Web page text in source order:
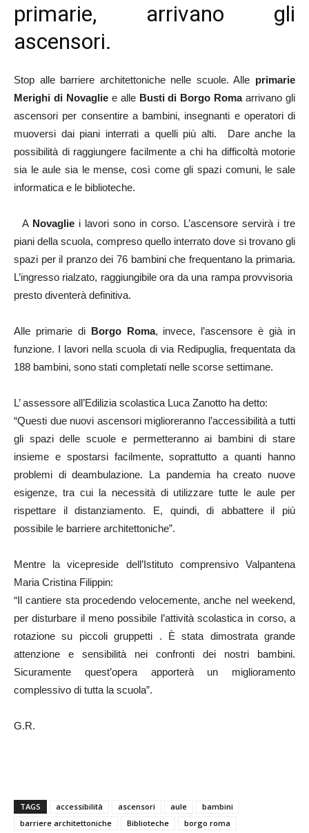
primarie, arrivano gli
ascensori.
Stop alle barriere architettoniche nelle scuole. Alle primarie
Merighi di Novagliee alle Busti di Borgo Romaarrivano gli
ascensori per consentire a bambini, insegnanti e operatori di
muoversi dai piani interrati a quelli più alti. Dare anche la
possibilità di raggiungere facilmente a chi ha difficoltà motorie
sia le aule sia le mense, così come gli spazi comuni, le sale
informatica e le biblioteche.
A Novaglie i lavori sono in corso. L’ascensore servirà i tre
piani della scuola, compreso quello interrato dove si trovano gli
spazi per il pranzo dei 76 bambini che frequentano la primaria.
L’ingresso rialzato, raggiungibile ora da una rampa provvisoria
presto diventerà definitiva.
Alle primarie diBorgo Roma, invece, l’ascensore è già in
funzione. I lavori nella scuola di via Redipuglia, frequentata da
188 bambini, sono stati completati nelle scorse settimane.
L’ assessore all’Edilizia scolastica Luca Zanotto ha detto:
“Questi due nuovi ascensori miglioreranno l’accessibilità a tutti
gli spazi delle scuole e permetteranno ai bambini di stare
insieme e spostarsi facilmente, soprattutto a quanti hanno
problemi di deambulazione. La pandemia ha creato nuove
esigenze, tra cui la necessità di utilizzare tutte le aule per
rispettare il distanziamento. E, quindi, di abbattere il più
possibile le barriere architettoniche”.
Mentre la vicepreside dell’Istituto comprensivo Valpantena
Maria Cristina Filippin:
“Il cantiere sta procedendo velocemente, anche nel weekend,
per disturbare il meno possibile l’attività scolastica in corso, a
rotazione su piccoli gruppetti . È stata dimostrata grande
attenzione e sensibilità nei confronti dei nostri bambini.
Sicuramente quest’opera apporterà un miglioramento
complessivo di tutta la scuola”.
G.R.
TAGS accessibilità ascensori aule
bambini
barriere architettoniche
Biblioteche borgo roma